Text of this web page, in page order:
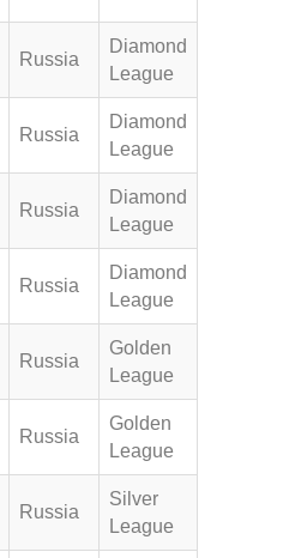
Russia
Diamond
League
Russia
Diamond
League
Russia
Diamond
League
Russia
Diamond
League
Russia
Golden
League
Russia
Golden
League
Russia
Silver
League